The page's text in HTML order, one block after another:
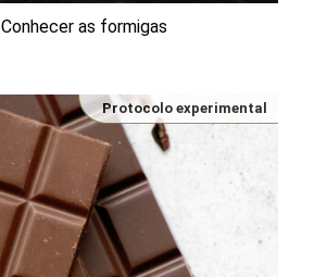
Conhecer as formigas
Protocolo experimental